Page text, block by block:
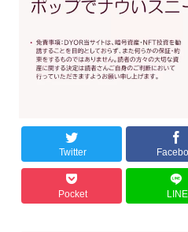
Twitter
Pocket LINE